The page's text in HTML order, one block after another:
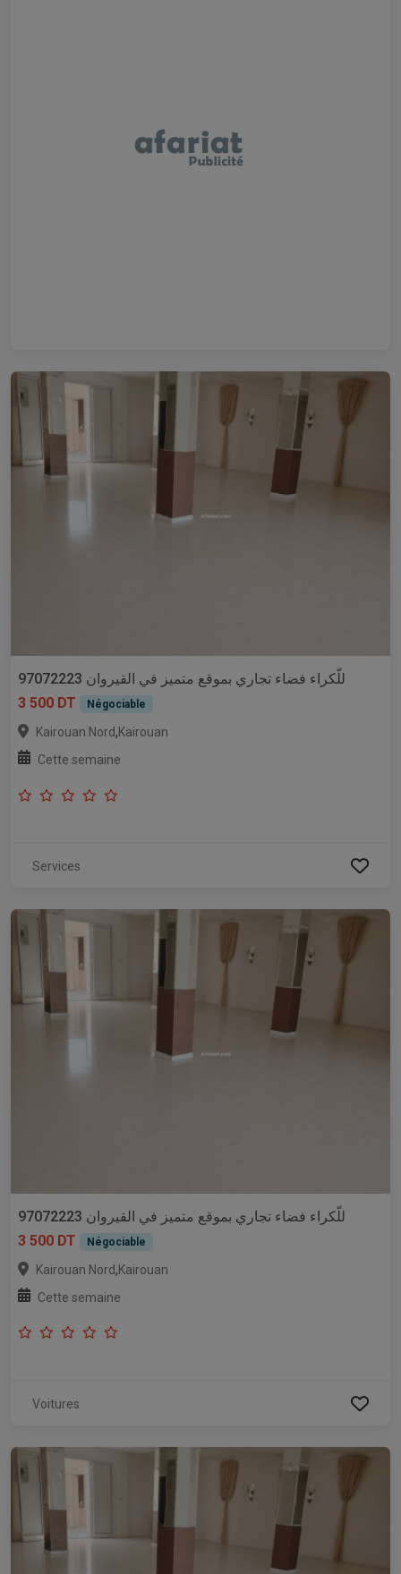
للّكراء فضاء تجاري بموقع متميز في القيروان 97072223
3 500 DT
Négociable
Kairouan Nord,Kairouan
Cette semaine
Services
للّكراء فضاء تجاري بموقع متميز في القيروان 97072223
3 500 DT
Négociable
Kairouan Nord,Kairouan
Cette semaine
Voitures